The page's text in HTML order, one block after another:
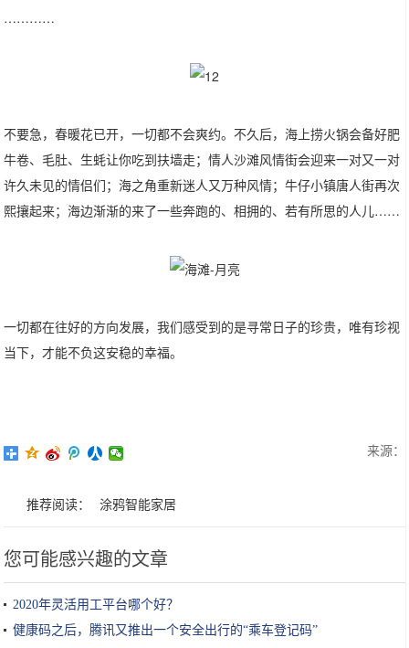
…………
不要急，春暖花已开，一切都不会爽约。不久后，海上捞火锅会备好肥
牛卷、毛肚、生蚝让你吃到扶墙走；情人沙滩风情街会迎来一对又一对
许久未见的情侣们；海之角重新迷人又万种风情；牛仔小镇唐人街再次
熙攘起来；海边渐渐的来了一些奔跑的、相拥的、若有所思的人儿……
一切都在往好的方向发展，我们感受到的是寻常日子的珍贵，唯有珍视
当下，才能不负这安稳的幸福。
来源：
推荐阅读： 涂鸦智能家居
您可能感兴趣的文章
2020年灵活用工平台哪个好？
健康码之后，腾讯又推出一个安全出行的“乘车登记码”